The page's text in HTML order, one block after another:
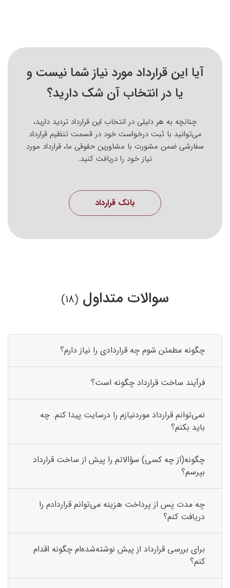
آیا این قرارداد مورد نیاز شما نیست و
یا در انتخاب آن شک دارید؟
چنانچه به هر دلیلی در انتخاب این قرارداد تردید دارید،
می‌توانید با ثبت درخواست خود در قسمت تنظیم قرارداد
سفارشی ضمن مشورت با مشاورین حقوقی ما، قرارداد مورد
نیاز خود را دریافت کنید.
بانک قرارداد
سوالات متداول (18)
چگونه مطمئن شوم چه قراردادی را نیاز دارم؟
فرآیند ساخت قرارداد چگونه است؟
نمی‌توانم قرارداد موردنیازم را درسایت پیدا کنم. چه
باید بکنم؟
چگونه(از چه کسی) سؤالاتم را پیش از ساخت قرارداد
بپرسم؟
چه مدت پس از پرداخت هزینه می‌توانم قراردادم را
دریافت کنم؟
برای بررسی قرارداد از پیش نوشته‌شده‌ام چگونه اقدام
کنم؟